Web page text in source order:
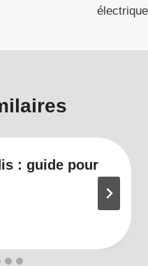
électrique
: guide pour